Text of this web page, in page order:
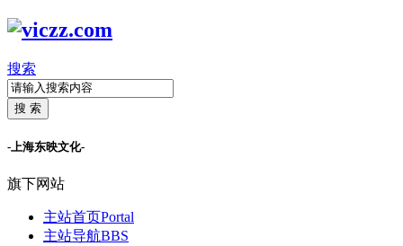
搜索
搜 索
-上海东映文化-
旗下网站
主站首页Portal
主站导航BBS